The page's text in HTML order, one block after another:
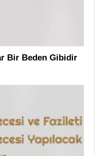
Bir Beden Gibidir